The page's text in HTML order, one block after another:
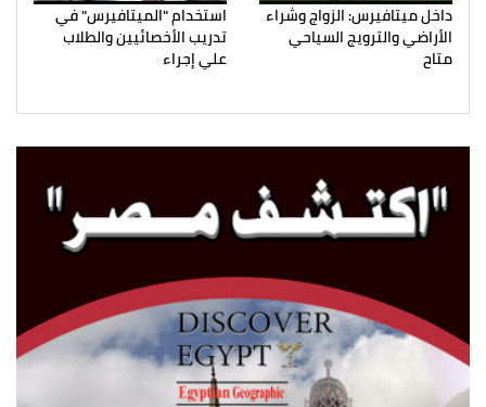
داخل ميتافيرس: الزواج وشراء
الأراضي والترويج السياحي
متاح
استخدام "الميتافيرس" في
تدريب الأخصائيين والطلاب
علي إجراء